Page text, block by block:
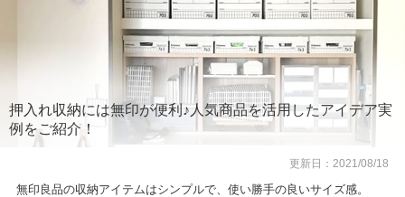
押入れ収納には無印が便利♪人気商品を活用したアイデア実
例をご紹介！
更新日：2021/08/18
無印良品の収納アイテムはシンプルで、使い勝手の良いサイズ感。